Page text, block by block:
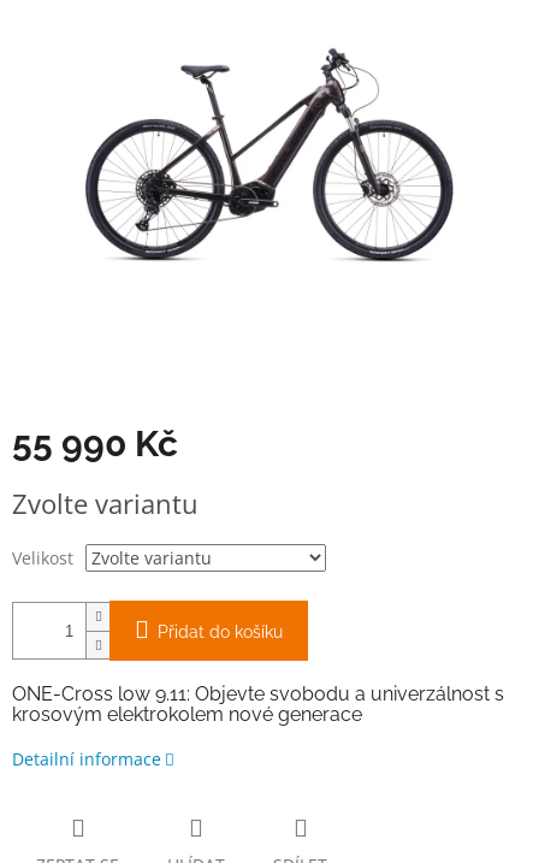
hvězdiček.
55 990 Kč
cena:
Zvolte variantu
Velikost
Přidat do košíku
ONE-Cross low 9.11: Objevte svobodu a univerzálnost s
krosovým elektrokolem nové generace
Detailní informace